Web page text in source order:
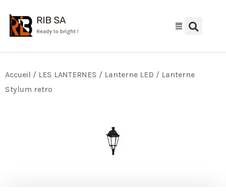
contenu
Accueil / LES LANTERNES / Lanterne LED / Lanterne
Stylum retro